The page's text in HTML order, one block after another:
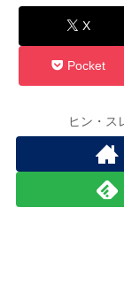
X
Pocket
ヒン・ス